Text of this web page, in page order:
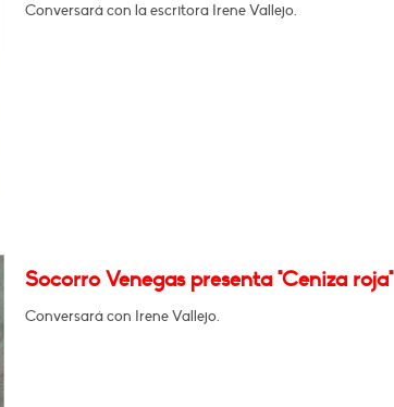
Conversará con la escritora Irene Vallejo.
Socorro Venegas presenta "Ceniza roja"
Conversará con Irene Vallejo.